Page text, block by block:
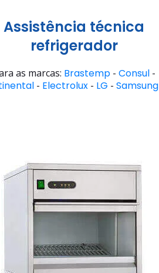
Assistência técnica
refrigerador
as marcas: Brastemp- Consul-
- Electrolux - LG - Samsung